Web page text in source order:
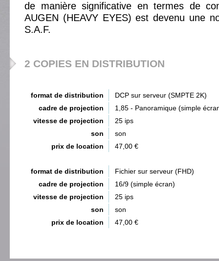
de manière significative en termes de
AUGEN (HEAVY EYES) est devenu une
S.A.F.
2 COPIES EN DISTRIBUTION
format de distribution
DCP sur serveur (SMPTE 2K)
cadre de projection
1,85 - Panoramique (simple
vitesse de projection
25 ips
son
son
prix de location
47,00 €
format de distribution
Fichier sur serveur (FHD)
cadre de projection
16/9 (simple écran)
vitesse de projection
25 ips
son
son
prix de location
47,00 €